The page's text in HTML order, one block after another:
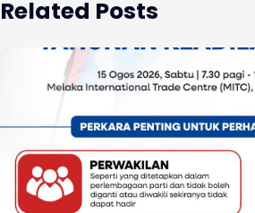
Related Posts